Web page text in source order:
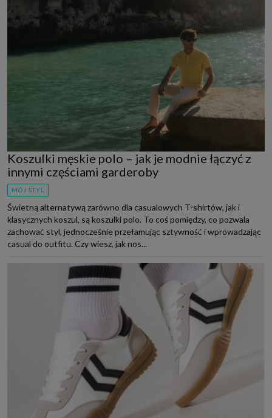
Koszulki męskie polo – jak je modnie łączyć z
innymi częściami garderoby
MÓJ STYL
Świetną alternatywą zarówno dla casualowych T-shirtów, jak i
klasycznych koszul, są koszulki polo. To coś pomiędzy, co pozwala
zachować styl, jednocześnie przełamując sztywność i wprowadzając
casual do outfitu. Czy wiesz, jak nos...